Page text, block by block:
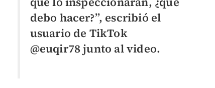
debo hacer?”, escribió el
usuario de TikTok
@euqir78 junto al video.